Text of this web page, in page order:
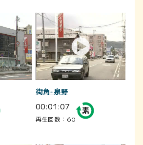
街角-泉野
00:01:07
再生回数：60